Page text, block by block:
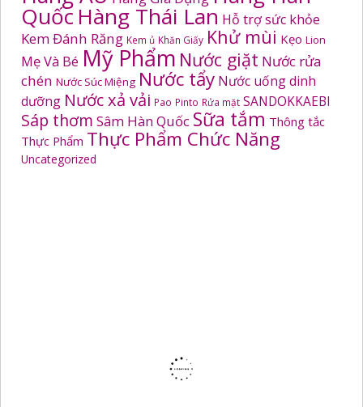
Quốc Hàng Thái Lan Hỗ trợ sức khỏe
Kem Đánh Răng Kem ủ Khăn Giấy Khử mùi Kẹo Lion
Mẹ Và Bé Mỹ Phẩm Nước giặt Nước rửa
chén Nước Súc Miệng Nước tẩy Nước uống dinh
dưỡng Nước xả vải Pao Pinto Rửa mặt SANDOKKAEBI
Sáp thơm Sâm Hàn Quốc Sữa tắm Thông tắc
Thực Phẩm Thực Phẩm Chức Năng
Uncategorized